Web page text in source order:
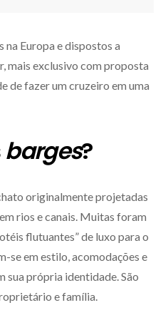
Europa e dispostos a
mais exclusivo com proposta
de fazer um cruzeiro em uma
barges?
originalmente projetadas
rios e canais. Muitas foram
flutuantes” de luxo para o
se em estilo, acomodações e
sua própria identidade. São
e família.